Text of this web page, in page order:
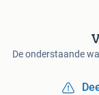
De onderstaande